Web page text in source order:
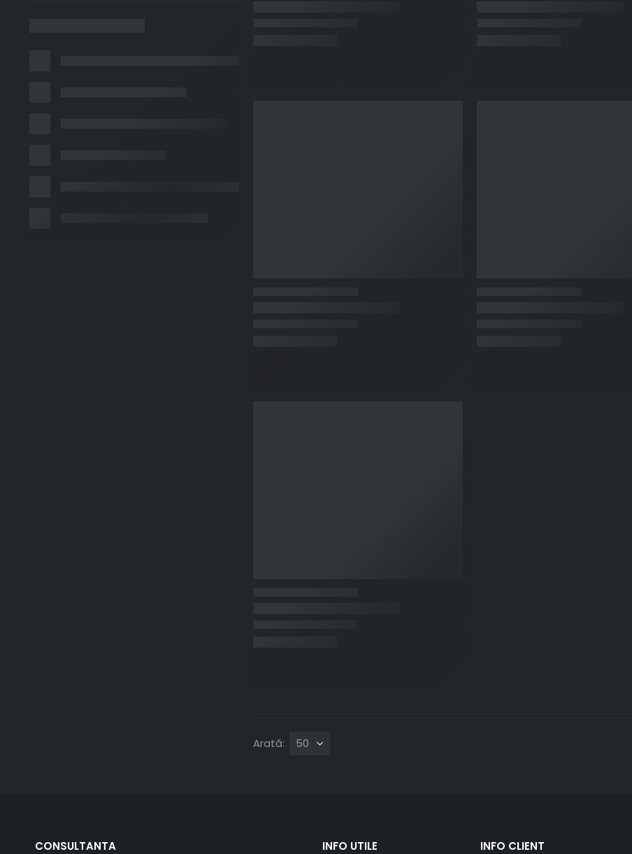
Arată:
CONSULTANTA INFO UTILE INFO CLIENT